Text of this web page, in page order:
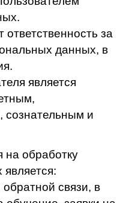
за
в связи
данных
которые